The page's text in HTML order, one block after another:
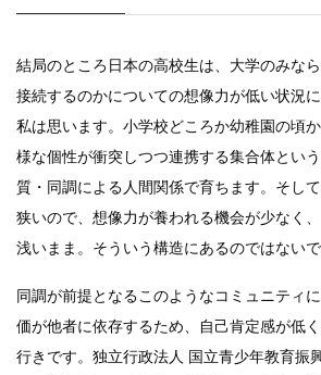
結局のところ日本の高校生は、大学のみな
接続するのかについての想像力が低い状況
私は思います。小学校どころか幼稚園の頃
様な個性が衝突しつつ連携する集合体とい
質・同調による人間関係で育ちます。そし
狭いので、想像力が養われる機会が少なく
浅いまま。そういう構造にあるのではないで
同調が前提となるこのようなコミュニティ
価が他者に依存するため、自己肯定感が低
行きです。独立行政法人 国立青少年教育振